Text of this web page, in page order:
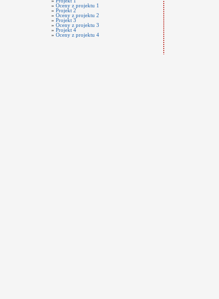
» Oceny z projektu 1
» Projekt 2
» Oceny z projektu 2
» Projekt 3
» Oceny z projektu 3
» Projekt 4
» Oceny z projektu 4